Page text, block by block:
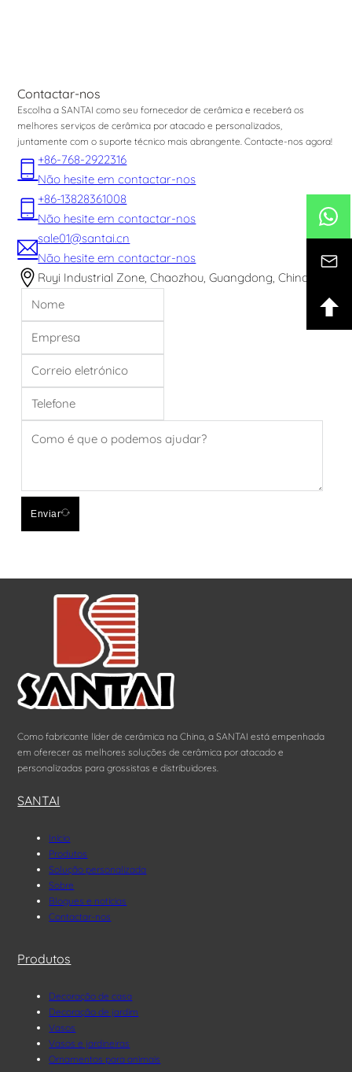
Contactar-nos
Escolha a SANTAI como seu fornecedor de cerâmica e receberá os
melhores serviços de cerâmica por atacado e personalizados,
juntamente com o suporte técnico mais abrangente. Contacte-nos agora!
+86-768-2922316
Não hesite em contactar-nos
+86-13828361008
Não hesite em contactar-nos
sale01@santai.cn
Não hesite em contactar-nos
Ruyi Industrial Zone, Chaozhou, Guangdong, China
Enviar
Como fabricante líder de cerâmica na China, a SANTAI está empenhada
em oferecer as melhores soluções de cerâmica por atacado e
personalizadas para grossistas e distribuidores.
SANTAI
Início
Produtos
Solução personalizada
Sobre
Blogues e notícias
Contactar-nos
Produtos
Decoração de casa
Decoração de jardim
Vasos
Vasos e jardineiras
Ornamentos para animais